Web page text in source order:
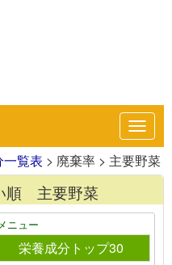
覧表 > 廃棄率 > 主要野菜
順 主要野菜
ニュー
栄養成分トップ30